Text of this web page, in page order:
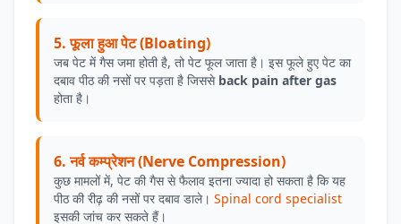
5. फूला हुआ पेट (Bloating)
जब पेट में गैस जमा होती है, तो पेट फूल जाता है। इस फूले हुए पेट का
दबाव पीठ की नसों पर पड़ता है जिससे back pain after gas
होता है।
6. नर्व कम्प्रेशन (Nerve Compression)
कुछ मामलों में, पेट की गैस से फैलाव इतना ज्यादा हो सकता है कि यह
पीठ की रीढ़ की नसों पर दबाव डाले। Spinal cord specialist
इसकी जांच कर सकते हैं।